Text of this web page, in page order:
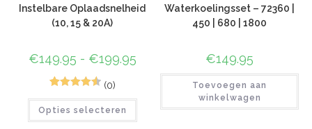
Instelbare Oplaadsnelheid
(10, 15 & 20A)
€149.95 - €199.95
d4.58op 5
(0)
Opties selecteren
Waterkoelingsset – 72360 |
450 | 680 | 1800
€149.95
Toevoegen aan
winkelwagen